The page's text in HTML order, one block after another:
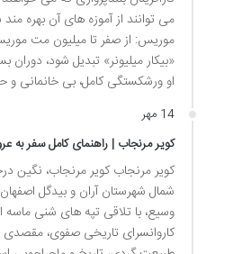
می توانند از آموزه های آن بهره
موریس: از صفر تا میلیون مت
«بیکار میلیونر» تبدیل شود،
او ورشکستگی کامل، بی خانمانی
14 مهر
کویر مرنجاب | راهنمای کامل سفر به
کویر مرنجاب کویر مرنجاب، نگین
شمال شهرستان آران و بیدگل
وسیع، با تلاقی تپه های شنی ماسه
کاروانسرای تاریخی صفوی، مقصدی